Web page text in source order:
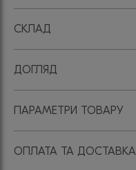
СКЛАД
ДОГЛЯД
ПАРАМЕТРИ ТОВАРУ
ОПЛАТА ТА ДОСТАВКА